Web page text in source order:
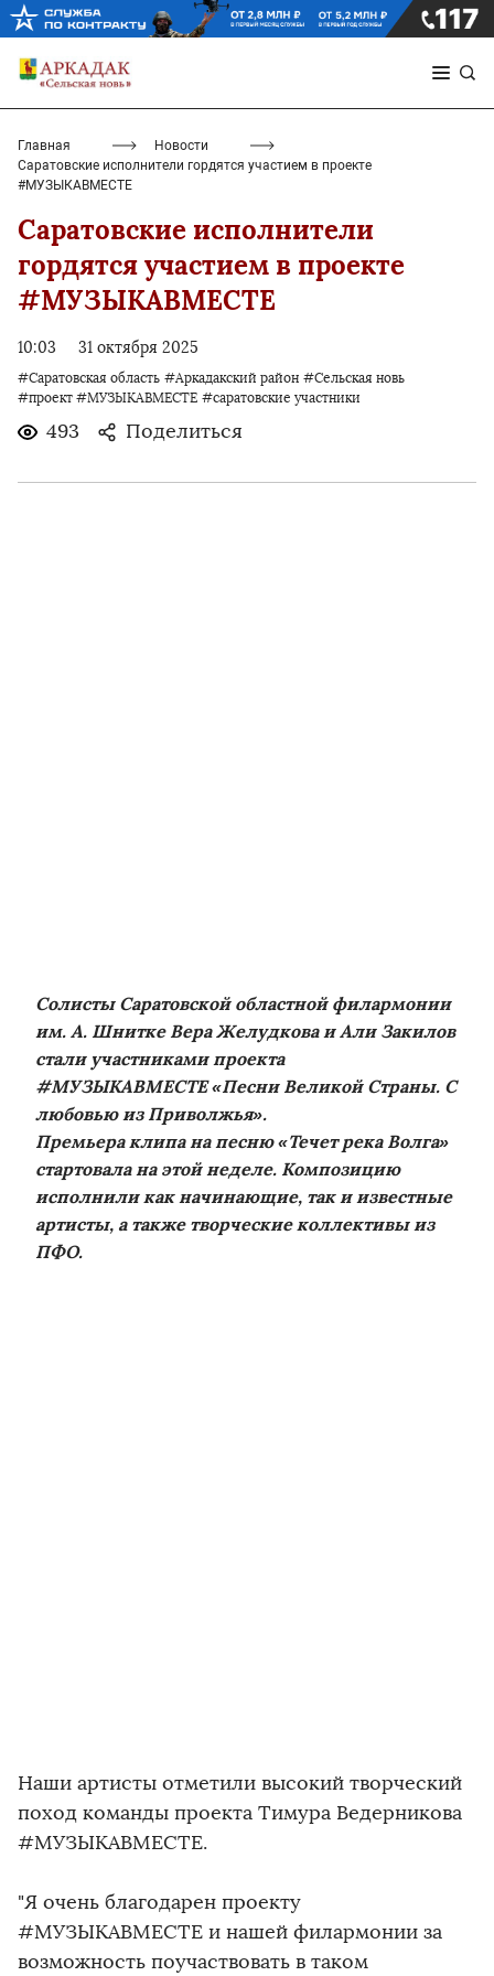
Главная
Новости
Саратовские исполнители гордятся участием в проекте
#МУЗЫКАВМЕСТЕ
Саратовские исполнители
гордятся участием в проекте
#МУЗЫКАВМЕСТЕ
10:03 31 октября 2025
#Саратовская область #Аркадакский район #Сельская новь
#проект #МУЗЫКАВМЕСТЕ #саратовские участники
493 Поделиться
Солисты Саратовской областной филармонии
им. А. Шнитке Вера Желудкова и Али Закилов
стали участниками проекта
#МУЗЫКАВМЕСТЕ «Песни Великой Страны. С
любовью из Приволжья».
Премьера клипа на песню «Течет река Волга»
стартовала на этой неделе. Композицию
исполнили как начинающие, так и известные
артисты, а также творческие коллективы из
ПФО.
Наши артисты отметили высокий творческий
поход команды проекта Тимура Ведерникова
#МУЗЫКАВМЕСТЕ.
"Я очень благодарен проекту
#МУЗЫКАВМЕСТЕ и нашей филармонии за
возможность поучаствовать в таком